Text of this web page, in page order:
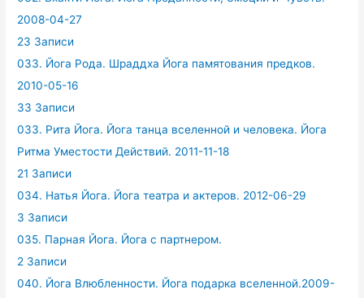
2008-04-27
23 Записи
033. Йога Рода. Шраддха Йога памятования предков.
2010-05-16
33 Записи
033. Рита Йога. Йога танца вселенной и человека. Йога
Ритма Уместости Действий. 2011-11-18
21 Записи
034. Натья Йога. Йога театра и актеров. 2012-06-29
3 Записи
035. Парная Йога. Йога с партнером.
2 Записи
040. Йога Влюбленности. Йога подарка вселенной.2009-